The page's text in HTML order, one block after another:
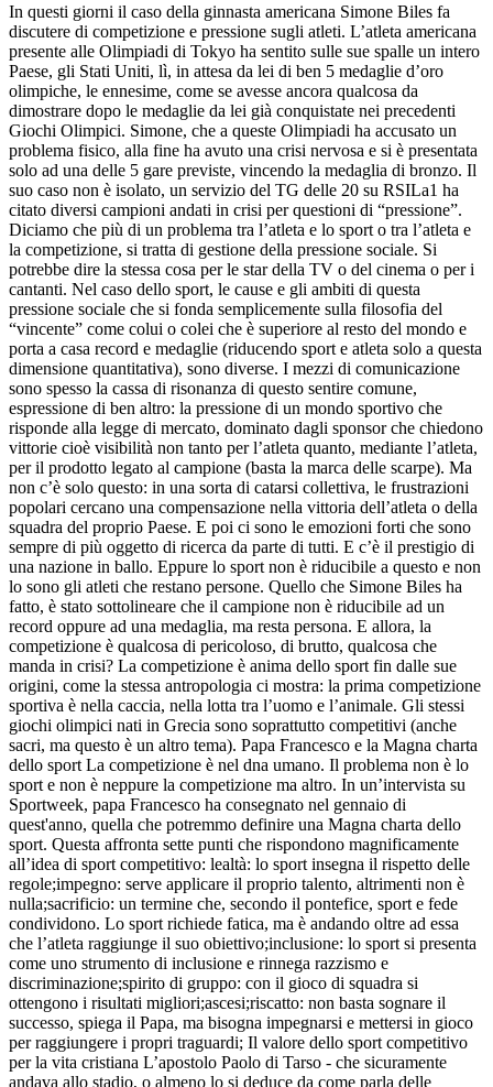
In questi giorni il caso della ginnasta americana Simone Biles fa
discutere di competizione e pressione sugli atleti. L’atleta americana
presente alle Olimpiadi di Tokyo ha sentito sulle sue spalle un intero
Paese, gli Stati Uniti, lì, in attesa da lei di ben 5 medaglie d’oro
olimpiche, le ennesime, come se avesse ancora qualcosa da
dimostrare dopo le medaglie da lei già conquistate nei precedenti
Giochi Olimpici. Simone, che a queste Olimpiadi ha accusato un
problema fisico, alla fine ha avuto una crisi nervosa e si è presentata
solo ad una delle 5 gare previste, vincendo la medaglia di bronzo. Il
suo caso non è isolato, un servizio del TG delle 20 su RSILa1 ha
citato diversi campioni andati in crisi per questioni di “pressione”.
Diciamo che più di un problema tra l’atleta e lo sport o tra l’atleta e
la competizione, si tratta di gestione della pressione sociale. Si
potrebbe dire la stessa cosa per le star della TV o del cinema o per i
cantanti. Nel caso dello sport, le cause e gli ambiti di questa
pressione sociale che si fonda semplicemente sulla filosofia del
“vincente” come colui o colei che è superiore al resto del mondo e
porta a casa record e medaglie (riducendo sport e atleta solo a questa
dimensione quantitativa), sono diverse. I mezzi di comunicazione
sono spesso la cassa di risonanza di questo sentire comune,
espressione di ben altro: la pressione di un mondo sportivo che
risponde alla legge di mercato, dominato dagli sponsor che chiedono
vittorie cioè visibilità non tanto per l’atleta quanto, mediante l’atleta,
per il prodotto legato al campione (basta la marca delle scarpe). Ma
non c’è solo questo: in una sorta di catarsi collettiva, le frustrazioni
popolari cercano una compensazione nella vittoria dell’atleta o della
squadra del proprio Paese. E poi ci sono le emozioni forti che sono
sempre di più oggetto di ricerca da parte di tutti. E c’è il prestigio di
una nazione in ballo. Eppure lo sport non è riducibile a questo e non
lo sono gli atleti che restano persone. Quello che Simone Biles ha
fatto, è stato sottolineare che il campione non è riducibile ad un
record oppure ad una medaglia, ma resta persona. E allora, la
competizione è qualcosa di pericoloso, di brutto, qualcosa che
manda in crisi? La competizione è anima dello sport fin dalle sue
origini, come la stessa antropologia ci mostra: la prima competizione
sportiva è nella caccia, nella lotta tra l’uomo e l’animale. Gli stessi
giochi olimpici nati in Grecia sono soprattutto competitivi (anche
sacri, ma questo è un altro tema). Papa Francesco e la Magna charta
dello sport La competizione è nel dna umano. Il problema non è lo
sport e non è neppure la competizione ma altro. In un’intervista su
Sportweek, papa Francesco ha consegnato nel gennaio di
quest'anno, quella che potremmo definire una Magna charta dello
sport. Questa affronta sette punti che rispondono magnificamente
all’idea di sport competitivo: lealtà: lo sport insegna il rispetto delle
regole;impegno: serve applicare il proprio talento, altrimenti non è
nulla;sacrificio: un termine che, secondo il pontefice, sport e fede
condividono. Lo sport richiede fatica, ma è andando oltre ad essa
che l’atleta raggiunge il suo obiettivo;inclusione: lo sport si presenta
come uno strumento di inclusione e rinnega razzismo e
discriminazione;spirito di gruppo: con il gioco di squadra si
ottengono i risultati migliori;ascesi;riscatto: non basta sognare il
successo, spiega il Papa, ma bisogna impegnarsi e mettersi in gioco
per raggiungere i propri traguardi; Il valore dello sport competitivo
per la vita cristiana L’apostolo Paolo di Tarso - che sicuramente
andava allo stadio, o almeno lo si deduce da come parla delle